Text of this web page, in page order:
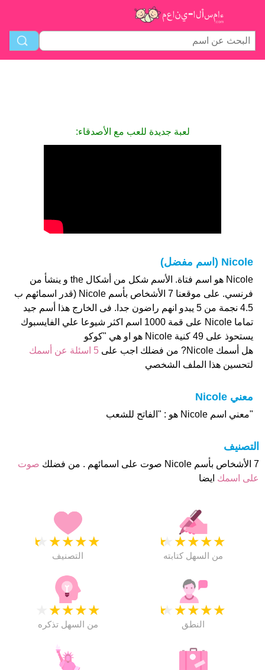
لعبة جديدة للعب مع الأصدقاء:
Nicole (اسم مفضل)
Nicole هو اسم فتاة. الأسم شكل من أشكال the و ينشأ من
فرنسي. على موقعنا 7 الأشخاص بأسم Nicole (قدر اسمائهم ب
4.5 نجمة من 5 يبدو انهم راضون جدا. فى الخارج هذا أسم جيد
تماما Nicole على قمة 1000 اسم اكثر شيوعا علي الفايسبوك
يستحوذ على 49 كنية Nicole هو او هي "كوكو
هل أسمك Nicole? من فضلك اجب على
5 اسئلة عن أسمك
لتحسين هذا الملف الشخصي
معني Nicole
"معني اسم Nicole هو : "الفاتح للشعب
التصنيف
7 الأشخاص بأسم Nicole صوت على اسمائهم . من فضلك
صوت
على اسمك ايضا
★
★
★
★
★
التصنيف
★
★
★
★
★
من السهل كتابته
★
★
★
★
من السهل تذكره
★
★
★
★
★
النطق